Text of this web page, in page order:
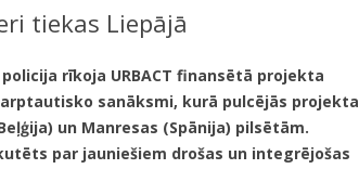
NODAĻA
VELOPATRUĻA
IEDZĪVOTĀJU DZĪVESVIETAS
DEKLARĒŠANAS NODAĻA
LLI-451 “SCAPE II”
CBSS PSF 2019/04 “YOUTH FOR
SAFER YOUTH” / “JAUNATNE
DROŠĀKAI JAUNATNEI”
tiekas Liepājā
rīkoja URBACT finansētā projekta
sanāksmi, kurā pulcējās projekta
un Manresas (Spānija) pilsētām.
par jauniešiem drošas un integrējošas